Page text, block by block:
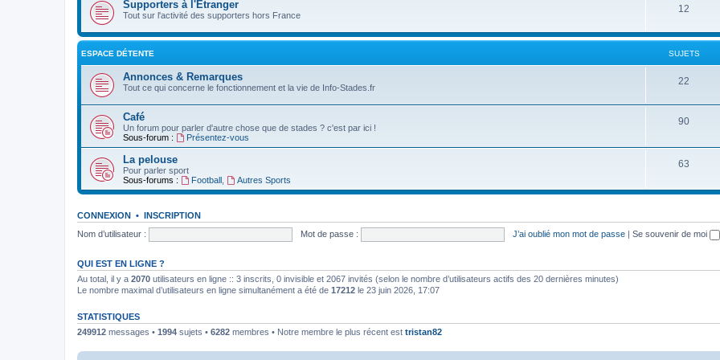
Supporters à l'Etranger
Tout sur l'activité des supporters hors France
12
ESPACE DÉTENTE SUJETS
Annonces & Remarques
Tout ce qui concerne le fonctionnement et la vie de Info-Stades.fr
22
Café
Un forum pour parler d'autre chose que de stades ? c'est par ici !
Sous-forum :
Présentez-vous
90
La pelouse
Pour parler sport
Sous-forums :
Football, Autres Sports
63
CONNEXION • INSCRIPTION
Nom d’utilisateur :
Mot de passe : J’ai oublié mon mot de passe | Se souvenir de moi
QUI EST EN LIGNE ?
Au total, il y a 2070 utilisateurs en ligne :: 3 inscrits, 0 invisible et 2067 invités (selon le nombre d’utilisateurs actifs des 20 dernières minutes)
Le nombre maximal d’utilisateurs en ligne simultanément a été de 17212 le 23 juin 2026, 17:07
STATISTIQUES
249912 messages • 1994 sujets • 6282 membres • Notre membre le plus récent est tristan82